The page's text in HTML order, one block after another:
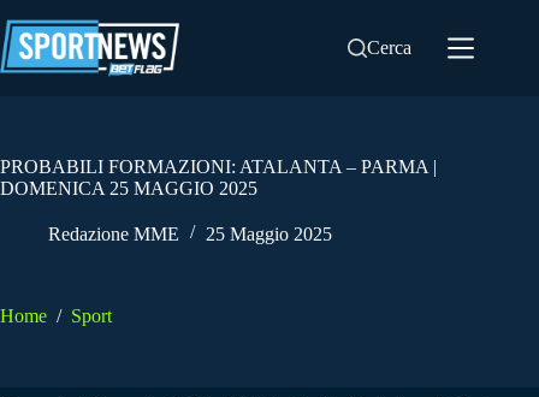
al
contenuto
Cerca
PROBABILI FORMAZIONI: ATALANTA – PARMA |
DOMENICA 25 MAGGIO 2025
Redazione MME 25 Maggio 2025
Home / Sport